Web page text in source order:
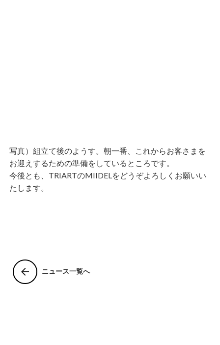
写真）組立て後のようす。朝一番、これからお客さまを
お迎えするための準備をしているところです。
今後とも、TRIARTのMIIDELをどうぞよろしくお願いい
たします。
arrow_back ニュース一覧へ